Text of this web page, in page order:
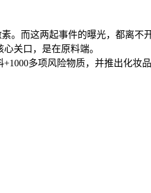
。而这两起事件的曝光，都离不
关口，是在原料端。
多项风险物质，并推出化妆